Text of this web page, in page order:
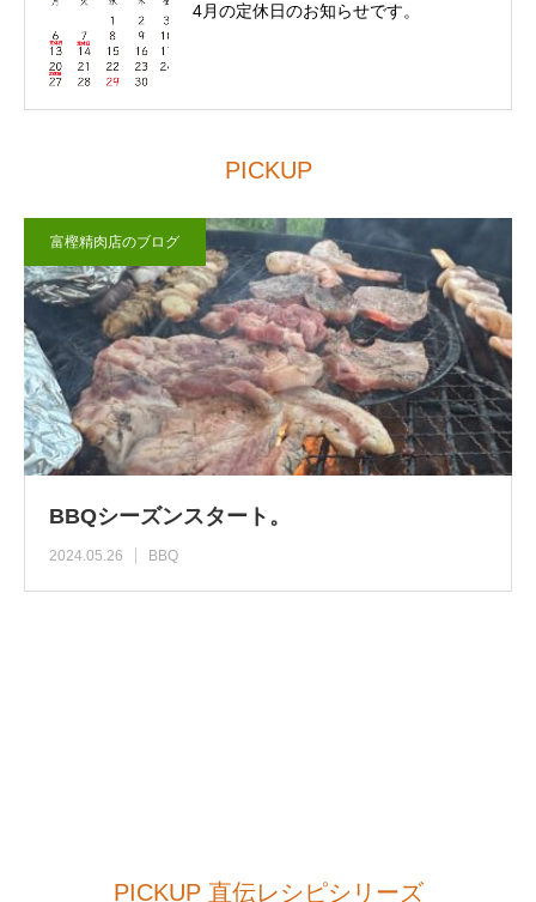
4月の定休日のお知らせです。
PICKUP
富樫精肉店のブログ
BBQシーズンスタート。
2024.05.26 BBQ
PICKUP 直伝レシピシリーズ